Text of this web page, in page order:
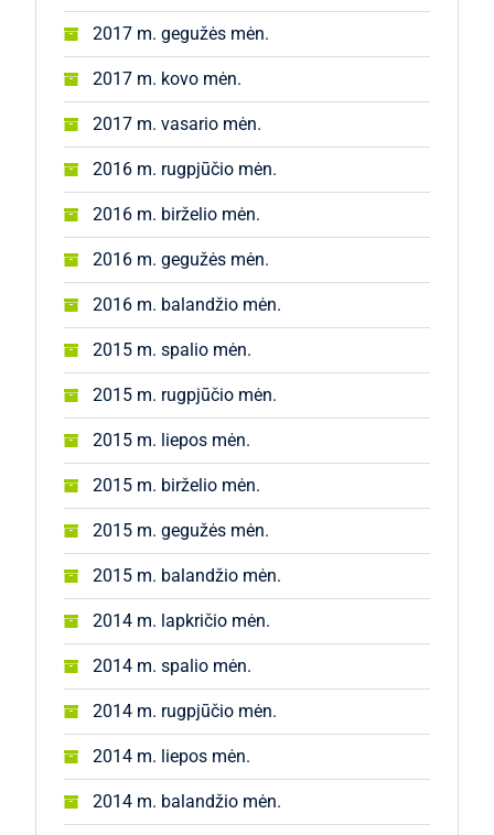
2017 m. gegužės mėn.
2017 m. kovo mėn.
2017 m. vasario mėn.
2016 m. rugpjūčio mėn.
2016 m. birželio mėn.
2016 m. gegužės mėn.
2016 m. balandžio mėn.
2015 m. spalio mėn.
2015 m. rugpjūčio mėn.
2015 m. liepos mėn.
2015 m. birželio mėn.
2015 m. gegužės mėn.
2015 m. balandžio mėn.
2014 m. lapkričio mėn.
2014 m. spalio mėn.
2014 m. rugpjūčio mėn.
2014 m. liepos mėn.
2014 m. balandžio mėn.